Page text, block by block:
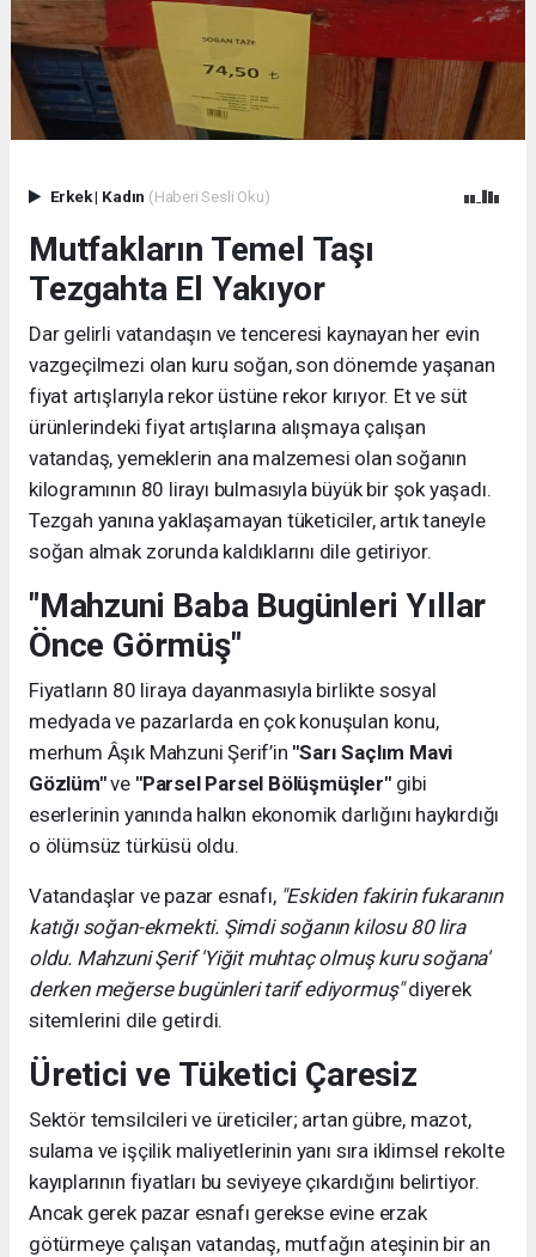
Erkek| Kadın (Haberi Sesli Oku)
Mutfakların Temel Taşı
Tezgahta El Yakıyor
Dar gelirli vatandaşın ve tenceresi kaynayan her evin
vazgeçilmezi olan kuru soğan, son dönemde yaşanan
fiyat artışlarıyla rekor üstüne rekor kırıyor. Et ve süt
ürünlerindeki fiyat artışlarına alışmaya çalışan
vatandaş, yemeklerin ana malzemesi olan soğanın
kilogramının 80 lirayı bulmasıyla büyük bir şok yaşadı.
Tezgah yanına yaklaşamayan tüketiciler, artık taneyle
soğan almak zorunda kaldıklarını dile getiriyor.
"Mahzuni Baba Bugünleri Yıllar
Önce Görmüş"
Fiyatların 80 liraya dayanmasıyla birlikte sosyal
medyada ve pazarlarda en çok konuşulan konu,
merhum Âşık Mahzuni Şerif’in "Sarı Saçlım Mavi
Gözlüm"ve "Parsel Parsel Bölüşmüşler"gibi
eserlerinin yanında halkın ekonomik darlığını haykırdığı
o ölümsüz türküsü oldu.
Vatandaşlar ve pazar esnafı, "Eskiden fakirin fukaranın
katığı soğan-ekmekti. Şimdi soğanın kilosu 80 lira
oldu. Mahzuni Şerif 'Yiğit muhtaç olmuş kuru soğana'
derken meğerse bugünleri tarif ediyormuş"diyerek
sitemlerini dile getirdi.
Üretici ve Tüketici Çaresiz
Sektör temsilcileri ve üreticiler; artan gübre, mazot,
sulama ve işçilik maliyetlerinin yanı sıra iklimsel rekolte
kayıplarının fiyatları bu seviyeye çıkardığını belirtiyor.
Ancak gerek pazar esnafı gerekse evine erzak
götürmeye çalışan vatandaş, mutfağın ateşinin bir an